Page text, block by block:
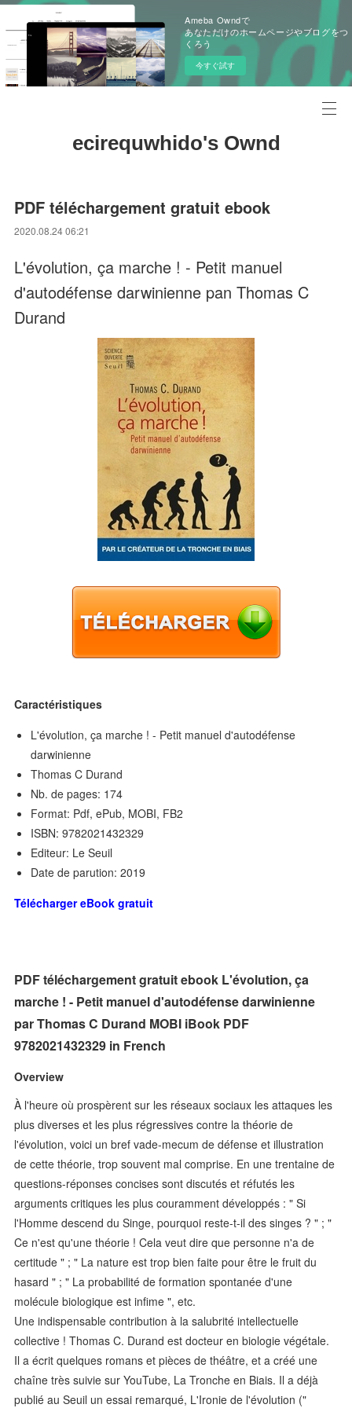
Ameba Owndで
あなただけのホームページやブログをつ
くろう
今すぐ試す
ecirequwhido's Ownd
PDF téléchargement gratuit ebook
2020.08.24 06:21
L'évolution, ça marche ! - Petit manuel
d'autodéfense darwinienne pan Thomas C
Durand
Caractéristiques
L'évolution, ça marche ! - Petit manuel d'autodéfense
darwinienne
Thomas C Durand
Nb. de pages: 174
Format: Pdf, ePub, MOBI, FB2
ISBN: 9782021432329
Editeur: Le Seuil
Date de parution: 2019
Télécharger eBook gratuit
PDF téléchargement gratuit ebook L'évolution, ça
marche ! - Petit manuel d'autodéfense darwinienne
par Thomas C Durand MOBI iBook PDF
9782021432329 in French
Overview
À l'heure où prospèrent sur les réseaux sociaux les attaques les
plus diverses et les plus régressives contre la théorie de
l'évolution, voici un bref vade-mecum de défense et illustration
de cette théorie, trop souvent mal comprise. En une trentaine de
questions-réponses concises sont discutés et réfutés les
arguments critiques les plus couramment développés : " Si
l'Homme descend du Singe, pourquoi reste-t-il des singes ? " ; "
Ce n'est qu'une théorie ! Cela veut dire que personne n'a de
certitude " ; " La nature est trop bien faite pour être le fruit du
hasard " ; " La probabilité de formation spontanée d'une
molécule biologique est infime ", etc.
Une indispensable contribution à la salubrité intellectuelle
collective ! Thomas C. Durand est docteur en biologie végétale.
Il a écrit quelques romans et pièces de théâtre, et a créé une
chaîne très suivie sur YouTube, La Tronche en Biais. Il a déjà
publié au Seuil un essai remarqué, L'Ironie de l'évolution ("